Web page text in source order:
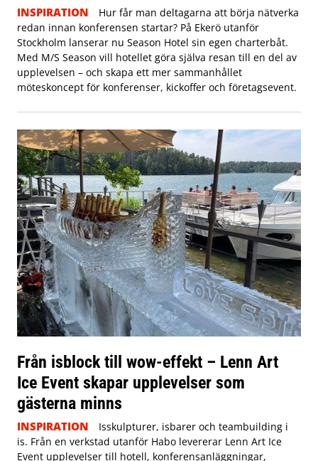
INSPIRATION
Hur får man deltagarna att börja nätverka
redan innan konferensen startar? På Ekerö utanför
Stockholm lanserar nu Season Hotel sin egen charterbåt.
Med M/S Season vill hotellet göra själva resan till en del av
upplevelsen – och skapa ett mer sammanhållet
möteskoncept för konferenser, kickoffer och företagsevent.
Från isblock till wow-effekt – Lenn Art
Ice Event skapar upplevelser som
gästerna minns
INSPIRATION
Isskulpturer, isbarer och teambuilding i
is. Från en verkstad utanför Habo levererar Lenn Art Ice
Event upplevelser till hotell, konferensanläggningar,